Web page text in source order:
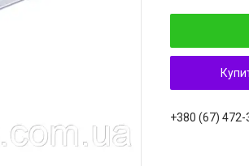
+380 (67) 472-